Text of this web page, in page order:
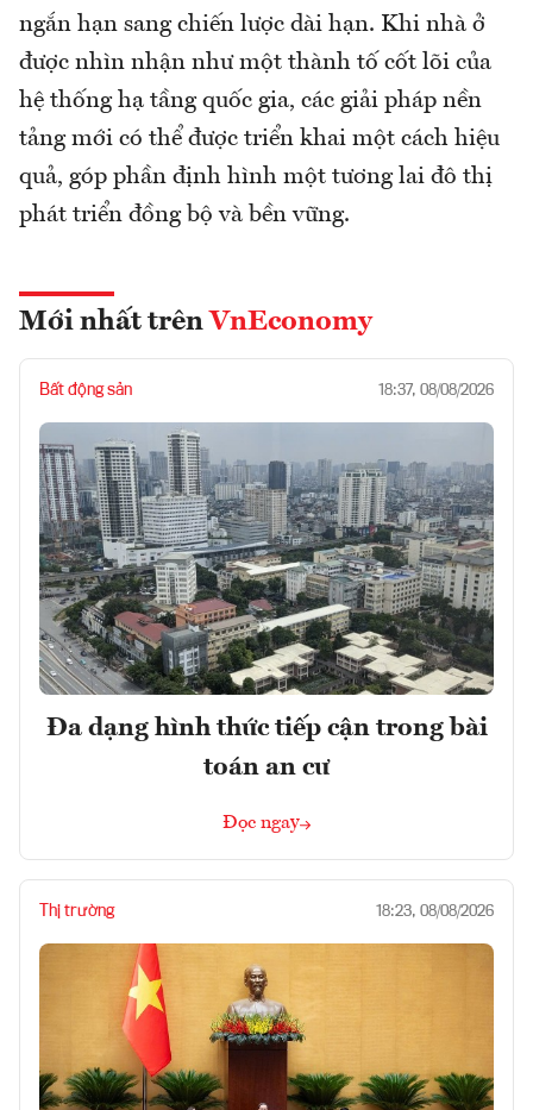
ngắn hạn sang chiến lược dài hạn. Khi nhà ở
được nhìn nhận như một thành tố cốt lõi của
hệ thống hạ tầng quốc gia, các giải pháp nền
tảng mới có thể được triển khai một cách hiệu
quả, góp phần định hình một tương lai đô thị
phát triển đồng bộ và bền vững.
Mới nhất trên VnEconomy
Bất động sản 18:37, 08/08/2026
Đa dạng hình thức tiếp cận trong bài
toán an cư
Đọc ngay
Thị trường 18:23, 08/08/2026